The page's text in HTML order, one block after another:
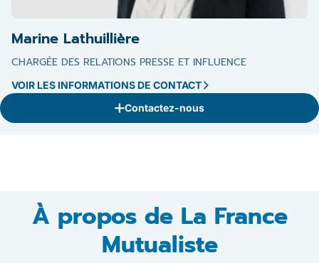
Marine Lathuillière
CHARGÉE DES RELATIONS PRESSE ET INFLUENCE
VOIR LES INFORMATIONS DE CONTACT
Contactez-nous
À propos de La France
Mutualiste